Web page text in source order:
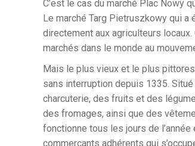
C’est le cas du marché Plac Nowy
Le marché Targ Pietruszkowy qui
directement aux agriculteurs
marchés dans le monde au
Mais le plus vieux et le plus
sans interruption depuis 1335.
charcuterie, des fruits et des
des fromages, ainsi que des
fonctionne tous les jours de
commerçants adhérents qui